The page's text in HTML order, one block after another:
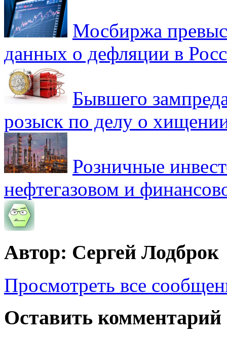
Мосбиржа
данных о дефляции в
Бывшего
розыск по делу о
Розничные
нефтегазовом и
Автор: Сергей Лодброк
Просмотреть все
Оставить комментарий